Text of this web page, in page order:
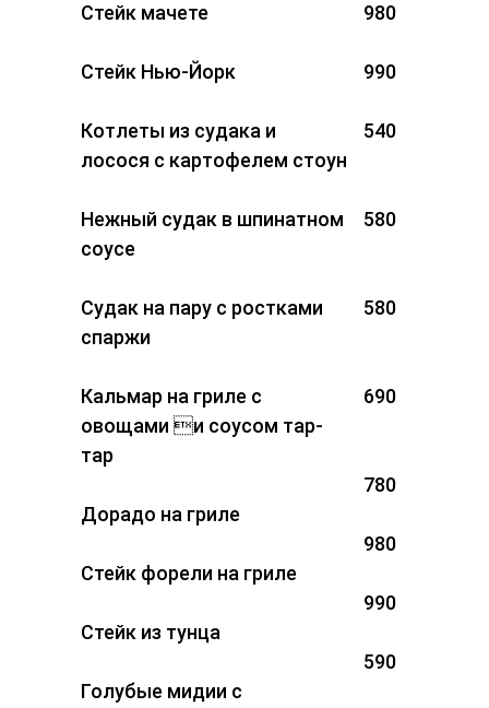
980
990
540
580
580
690
780
980
990
590
Стейк мачете
Стейк Нью-Йорк
Котлеты из судака и
лосося с картофелем стоун
Нежный судак в шпинатном
соусе
Судак на пару с ростками
спаржи
Кальмар на гриле с
овощами и соусом тар-
тар
Дорадо на гриле
Стейк форели на гриле
Стейк из тунца
Голубые мидии с